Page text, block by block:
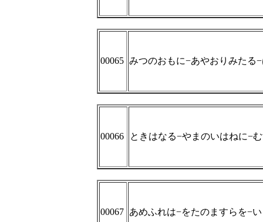
00065 みつのおもに−あやおりみたる
00066 ときはなる−やまのいはねに−
00067 あめふれは−をたのますらを−